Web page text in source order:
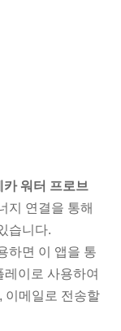
카 워터 프로브
지 연결을 통해
습니다.
하면 이 앱을 통
이로 사용하여
이메일로 전송할